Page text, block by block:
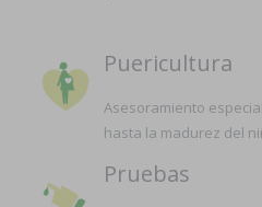
Puericultura
Asesoramiento
hasta la madurez del
Pruebas